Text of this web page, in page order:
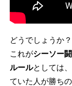
どうでしょうか？
これがシーソー
ルールとしては
ていた人が勝ちの